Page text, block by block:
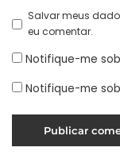
Salvar meus
eu comentar.
Notifique-me
Notifique-me